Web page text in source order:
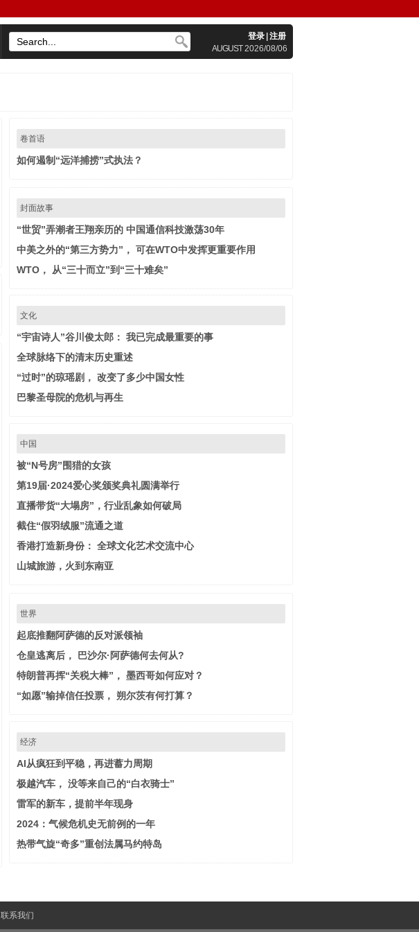
登录 注册
AUGUST2026/08/06
卷首语
如何遏制“远洋捕捞”式执法？
封面故事
“世贸”弄潮者王翔亲历的 中国通信科技激荡30年
中美之外的“第三方势力”， 可在WTO中发挥更重要作用
WTO， 从“三十而立”到“三十难矣”
文化
“宇宙诗人”谷川俊太郎： 我已完成最重要的事
全球脉络下的清末历史重述
“过时”的琼瑶剧， 改变了多少中国女性
巴黎圣母院的危机与再生
中国
被“N号房”围猎的女孩
第19届·2024爱心奖颁奖典礼圆满举行
直播带货“大塌房”，行业乱象如何破局
截住“假羽绒服”流通之道
香港打造新身份： 全球文化艺术交流中心
山城旅游，火到东南亚
世界
起底推翻阿萨德的反对派领袖
仓皇逃离后， 巴沙尔·阿萨德何去何从?
特朗普再挥“关税大棒”， 墨西哥如何应对？
“如愿”输掉信任投票， 朔尔茨有何打算？
经济
AI从疯狂到平稳，再进蓄力周期
极越汽车， 没等来自己的“白衣骑士”
雷军的新车，提前半年现身
2024：气候危机史无前例的一年
热带气旋“奇多”重创法属马约特岛
联系我们